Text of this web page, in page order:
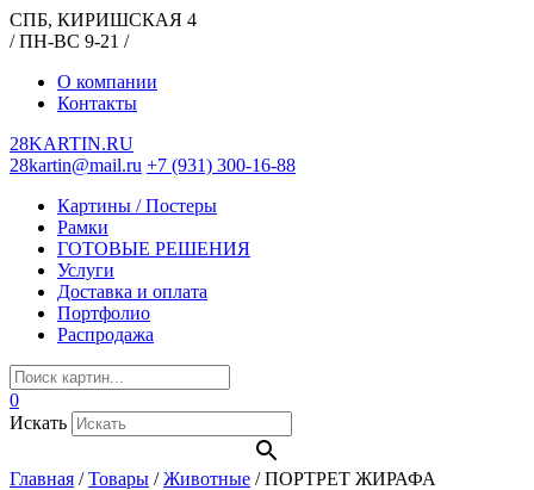
СПБ, КИРИШСКАЯ 4
/ ПН-ВС 9-21 /
О компании
Контакты
28KARTIN.RU
28kartin@mail.ru +7 (931) 300-16-88
Картины / Постеры
Рамки
ГОТОВЫЕ РЕШЕНИЯ
Услуги
Доставка и оплата
Портфолио
Распродажа
0
Искать
Главная /Товары /Животные /ПОРТРЕТ ЖИРАФА